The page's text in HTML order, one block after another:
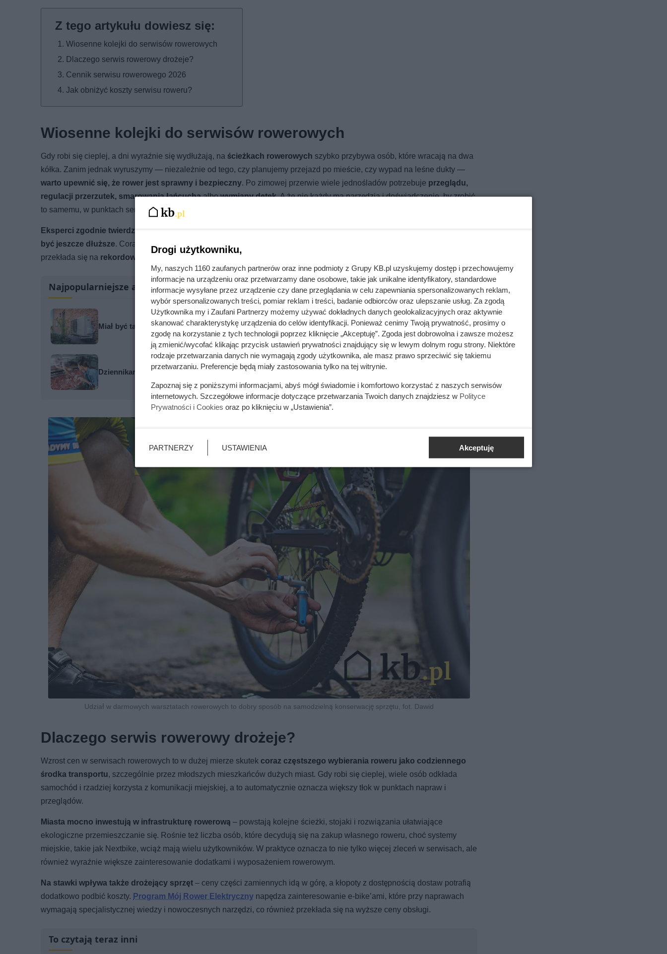
Wiosenne kolejki do serwisów rowerowych
Dlaczego serwis rowerowy drożeje?
Cennik serwisu rowerowego 2026
Jak obniżyć koszty serwisu roweru?
Wiosenne kolejki do serwisów rowerowych
Gdy robi się cieplej, a dni wyraźnie się wydłużają, na ścieżkach rowerowych szybko przybywa osób, które wracają na dwa
kółka. Zanim jednak wyruszymy — niezależnie od tego, czy planujemy przejazd po mieście, czy wypad na leśne dukty —
warto upewnić się, że rower jest sprawny i bezpieczny. Po zimowej przerwie wiele jednośladów potrzebuje przeglądu,
regulacji przerzutek, smarowania łańcuchaalbowymiany dętek. A że nie każdy ma narzędzia i doświadczenie, by zrobić
to samemu, w punktach serwisowych szybko zaczynają tworzyć się kolejki.
Eksperci zgodnie twierdzą
być jeszcze dłuższe. Coraz więcej osób wybiera rowery — zarówno tradycyjne, jak i elektryczne — a rosnąca popularność
przekłada się na rekordowe zapotrzebowanie na usługi serwisowe
Najpopularniejsze artykuły
Miał być tani sposób na ogrzewanie. Wiele osób rozczarowuje się już po pierwszym sezonie
Dziennikarze ujawnili pochodzenie mięsa z Dino. Klienci zaskoczeni
Udział w darmowych warsztatach rowerowych to dobry sposób na samodzielną konserwację sprzętu, fot. Dawid
Dlaczego serwis rowerowy drożeje?
Wzrost cen w serwisach rowerowych to w dużej mierze skutek coraz częstszego wybierania roweru jako codziennego
środka transportu, szczególnie przez młodszych mieszkańców dużych miast. Gdy robi się cieplej, wiele osób odkłada
samochód i rzadziej korzysta z komunikacji miejskiej, a to automatycznie oznacza większy tłok w punktach napraw i
przeglądów.
Miasta mocno inwestują w infrastrukturę rowerową – powstają kolejne ścieżki, stojaki i rozwiązania ułatwiające
ekologiczne przemieszczanie się. Rośnie też liczba osób, które decydują się na zakup własnego roweru, choć systemy
miejskie, takie jak Nextbike, wciąż mają wielu użytkowników. W praktyce oznacza to nie tylko więcej zleceń w serwisach, ale
również wyraźnie większe zainteresowanie dodatkami i wyposażeniem rowerowym.
Na stawki wpływa także drożejący sprzęt – ceny części zamiennych idą w górę, a kłopoty z dostępnością dostaw potrafią
dodatkowo podbić koszty. Program Mój Rower Elektryczny napędza zainteresowanie e-bike’ami, które przy naprawach
wymagają specjalistycznej wiedzy i nowoczesnych narzędzi, co również przekłada się na wyższe ceny obsługi.
To czytają teraz inni
Drogi użytkowniku,
My, naszych 1160 zaufanych partnerów oraz inne podmioty z Grupy KB.pl uzyskujemy dostęp i przechowujemy
informacje na urządzeniu oraz przetwarzamy dane osobowe, takie jak unikalne identyfikatory, standardowe
informacje wysyłane przez urządzenie czy dane przeglądania w celu zapewniania spersonalizowanych reklam,
wybór spersonalizowanych treści, pomiar reklam i treści, badanie odbiorców oraz ulepszanie usług. Za zgodą
Użytkownika my i Zaufani Partnerzy możemy używać dokładnych danych geolokalizacyjnych oraz aktywnie
skanować charakterystykę urządzenia do celów identyfikacji. Ponieważ cenimy Twoją prywatność, prosimy o
zgodę na korzystanie z tych technologii poprzez kliknięcie „Akceptuję”. Zgoda jest dobrowolna i zawsze możesz
ją zmienić/wycofać klikając przycisk ustawień prywatności znajdujący się w lewym dolnym rogu strony. Niektóre
rodzaje przetwarzania danych nie wymagają zgody użytkownika, ale masz prawo sprzeciwić się takiemu
przetwarzaniu. Preferencje będą miały zastosowania tylko na tej witrynie.
Zapoznaj się z poniższymi informacjami, abyś mógł świadomie i komfortowo korzystać z naszych serwisów
internetowych. Szczegółowe informacje dotyczące przetwarzania Twoich danych znajdziesz w Polityce
Prywatności i Cookies oraz po kliknięciu w „Ustawienia”.
PARTNERZY USTAWIENIA Akceptuję